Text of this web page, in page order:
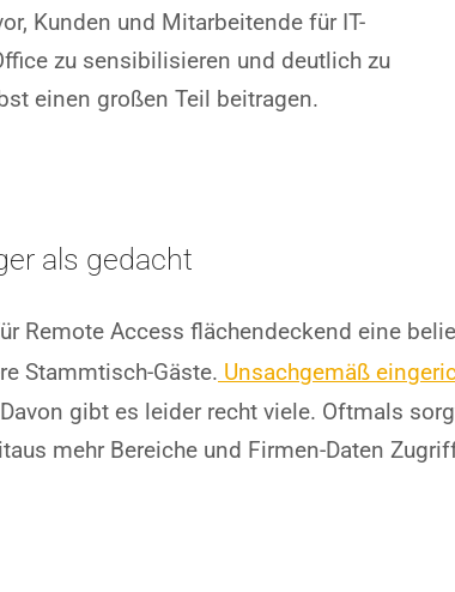
Kunden und Mitarbeitende für IT-
zu sensibilisieren und deutlich zu
einen großen Teil beitragen.
als gedacht
Remote Access flächendeckend eine
Stammtisch-Gäste. Unsachgemäß
Davon gibt es leider recht viele. Oftmals
mehr Bereiche und Firmen-Daten